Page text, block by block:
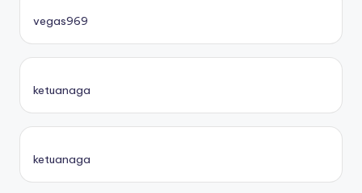
vegas969
ketuanaga
ketuanaga